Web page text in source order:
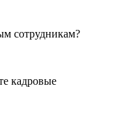
сотрудникам?
кадровые